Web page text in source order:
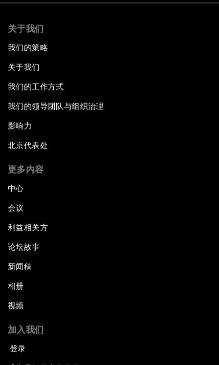
关于我们
我们的策略
关于我们
我们的工作方式
我们的领导团队与组织治理
影响力
北京代表处
更多内容
中心
会议
利益相关方
论坛故事
新闻稿
相册
视频
加入我们
登录